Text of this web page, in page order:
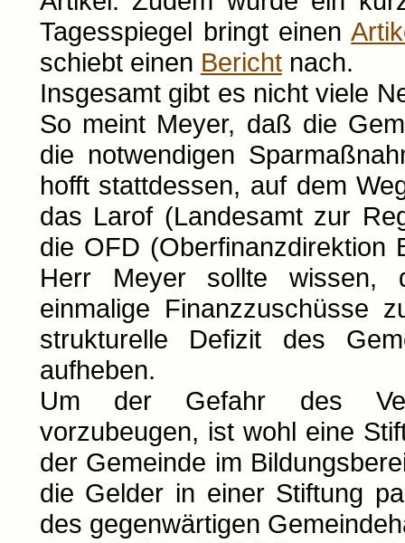
Tagesspiegel bringt einen
schiebt einen Berichtnach.
Insgesamt gibt es nicht viele
So meint Meyer, daß die
die notwendigen
hofft stattdessen, auf dem
das Larof (Landesamt zur
die OFD (Oberfinanzdirektion
Herr Meyer sollte wissen,
einmalige Finanzzuschüsse
strukturelle Defizit des
aufheben.
Um der Gefahr des
vorzubeugen, ist wohl eine
der Gemeinde im
die Gelder in einer Stiftung
des gegenwärtigen